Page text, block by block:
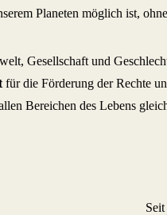
Planeten möglich ist,
Gesellschaft und
für die Förderung der Rechte
Bereichen des Lebens